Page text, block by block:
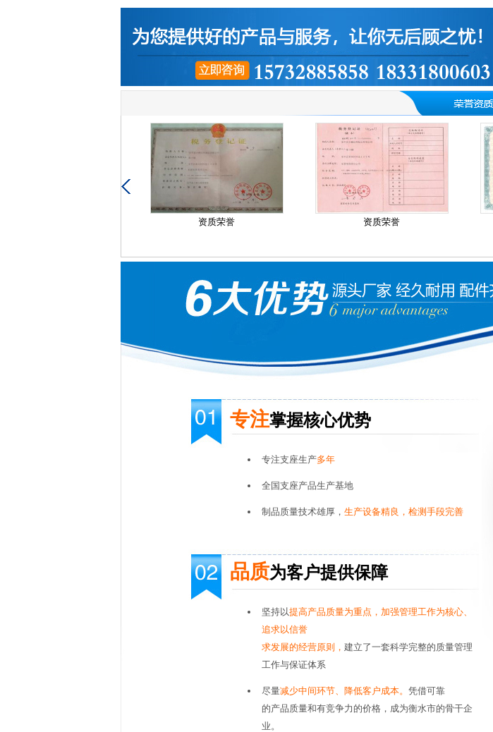
资质荣誉 资质荣誉
专注掌握核心优势
专注支座生产多年
全国支座产品生产基地
制品质量技术雄厚， 生产设备精良，检测手段完善
品质为客户提供保障
坚持以提高产品质量为重点，加强管理工作为核心、
追求以信誉
求发展的经营原则， 建立了一套科学完整的质量管理
工作与保证体系
尽量减少中间环节、降低客户成本。 凭借可靠
的产品质量和有竞争力的价格，成为衡水市的骨干企
业。